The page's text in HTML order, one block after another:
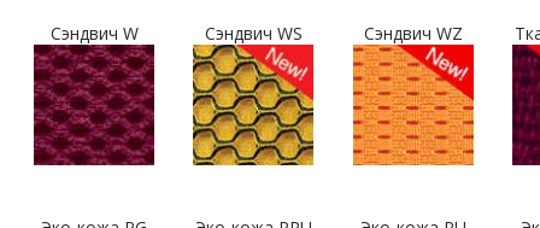
Сэндвич W Сэндвич WS Сэндвич WZ